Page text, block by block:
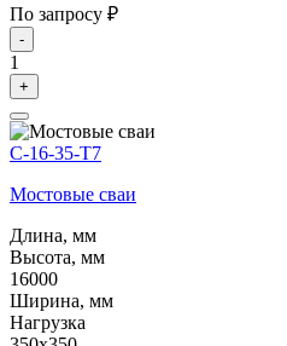
По запросу ₽
-
1
+
С-16-35-Т7
Мостовые сваи
Длина, мм
Высота, мм
16000
Ширина, мм
Нагрузка